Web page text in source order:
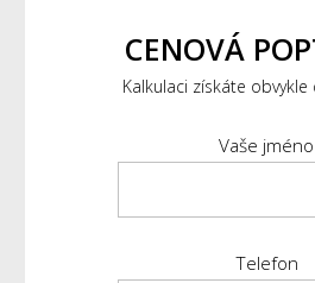
CENOVÁ
Kalkulaci získáte
Vaše jméno
Telefon